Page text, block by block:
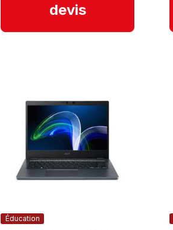
devis
Éducation